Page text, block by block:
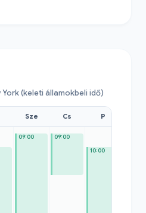
(keleti államokbeli idő)
Sze
09:00
Cs
09:00
P
10:00